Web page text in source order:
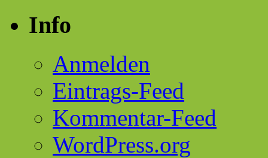
Info
Anmelden
Eintrags-Feed
Kommentar-Feed
WordPress.org